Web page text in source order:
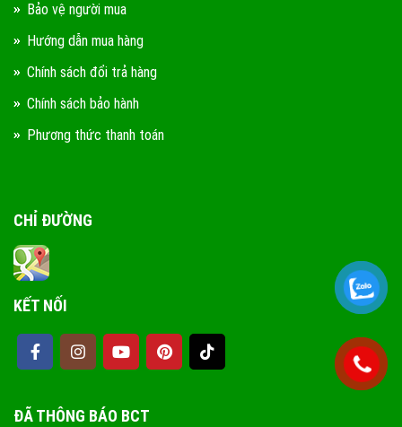
Bảo vệ người mua
Hướng dẫn mua hàng
Chính sách đổi trả hàng
Chính sách bảo hành
Phương thức thanh toán
CHỈ ĐƯỜNG
KẾT NỐI
ĐÃ THÔNG BÁO BCT